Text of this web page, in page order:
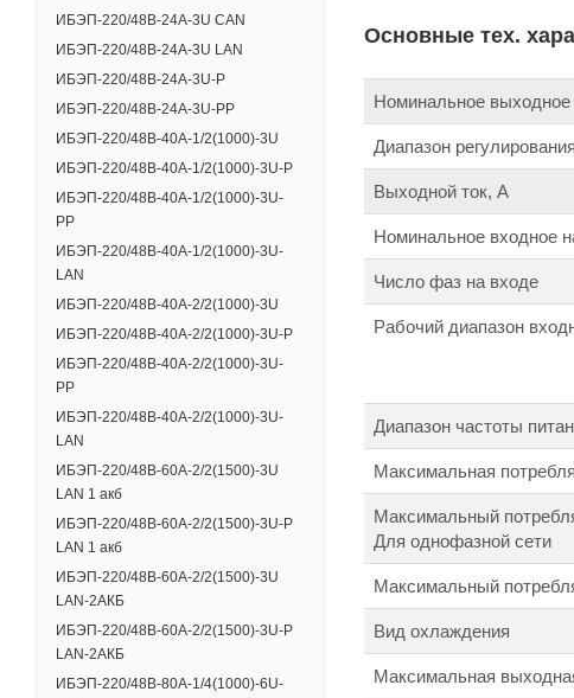
Основные тех.
Номинальное выходное
Диапазон
Выходной ток, А
Номинальное входное
Число фаз на входе
Рабочий диапазон
Диапазон частоты
Максимальная
Максимальный
Для однофазной сети
Максимальный
Вид охлаждения
Максимальная
ИБЭП-220/48B-24A-3U CAN
ИБЭП-220/48B-24A-3U LAN
ИБЭП-220/48B-24A-3U-Р
ИБЭП-220/48В-24А-3U-PP
ИБЭП-220/48B-40A-1/2(1000)-3U
ИБЭП-220/48B-40A-1/2(1000)-3U-Р
ИБЭП-220/48B-40A-1/2(1000)-3U-
РР
ИБЭП-220/48B-40A-1/2(1000)-3U-
LAN
ИБЭП-220/48B-40A-2/2(1000)-3U
ИБЭП-220/48B-40A-2/2(1000)-3U-Р
ИБЭП-220/48B-40A-2/2(1000)-3U-
РР
ИБЭП-220/48B-40A-2/2(1000)-3U-
LAN
ИБЭП-220/48В-60А-2/2(1500)-3U
LAN 1 акб
ИБЭП-220/48В-60А-2/2(1500)-3U-Р
LAN 1 акб
ИБЭП-220/48В-60А-2/2(1500)-3U
LAN-2АКБ
ИБЭП-220/48В-60А-2/2(1500)-3U-Р
LAN-2АКБ
ИБЭП-220/48B-80A-1/4(1000)-6U-